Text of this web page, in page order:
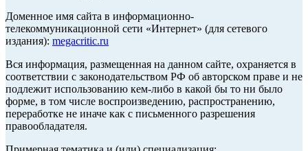
Доменное имя сайта в информационно-
телекоммуникационной сети «Интернет» (для сетевого
издания): megacritic.ru
Вся информация, размещенная на данном сайте, охраняется в
соответствии с законодательством РФ об авторском праве и не
подлежит использованию кем-либо в какой бы то ни было
форме, в том числе воспроизведению, распространению,
переработке не иначе как с письменного разрешения
правообладателя.